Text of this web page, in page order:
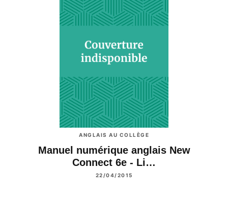
ANGLAIS AU COLLÈGE
Manuel numérique anglais New
Connect 6e - Li…
22/04/2015